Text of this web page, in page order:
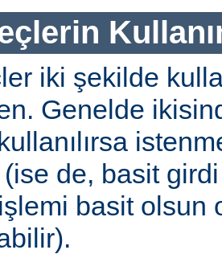
iki şekilde
Genelde
kullanılırsa
de, basit girdi
basit olsun